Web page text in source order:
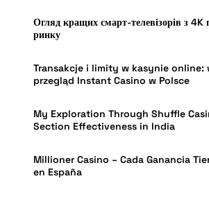
Огляд кращих смарт-телевізорів з 4K
ринку
Transakcje i limity w kasynie online:
przegląd Instant Casino w Polsce
My Exploration Through Shuffle
Section Effectiveness in India
Millioner Casino – Cada Ganancia
en España